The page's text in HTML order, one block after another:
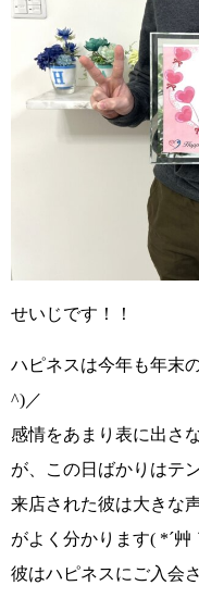
せいじです ！！
ハピネスは今年も年末
^)／
感情をあまり表に出さ
が、
この日ばかりはテ
来店された彼は大きな
がよく分かります( *´艸
彼はハピネスにご入会